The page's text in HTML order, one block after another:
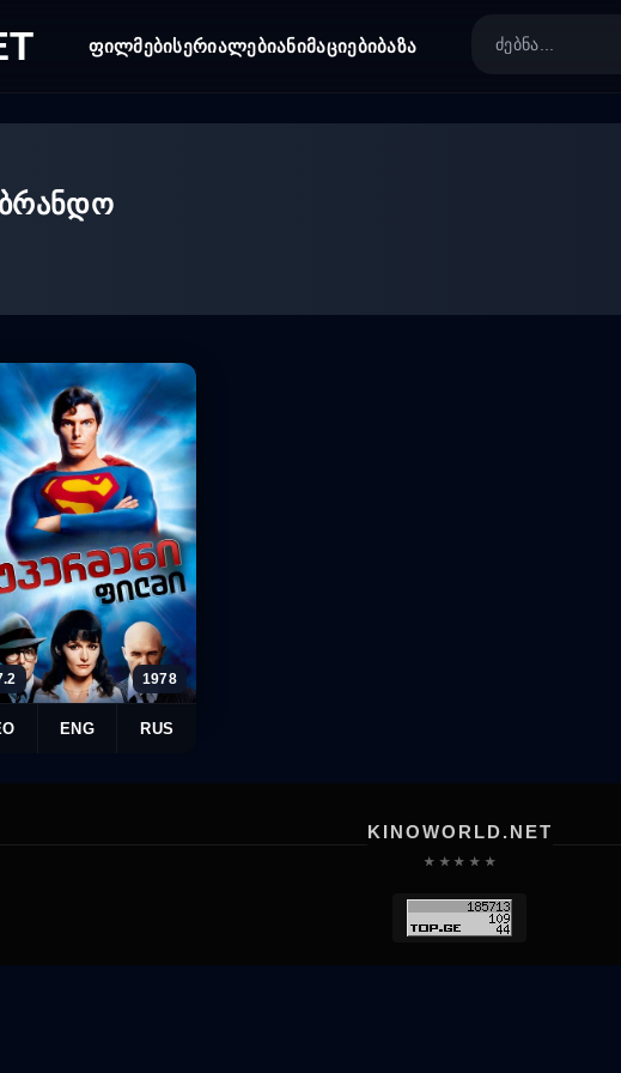
ფილმებისერიალებიანიმაციებიბაზა
1978
ENG RUS
KINOWORLD.NET
★ ★ ★ ★ ★